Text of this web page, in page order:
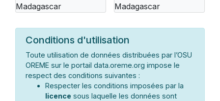
Madagascar
Madagascar
Conditions d'utilisation
Toute utilisation de données distribuées par l’OSU
OREME sur le portail data.oreme.org impose le
respect des conditions suivantes :
Respecter les conditions imposées par la
licence sous laquelle les données sont